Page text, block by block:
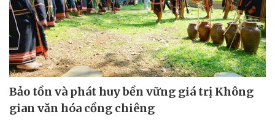
Bảo tồn và phát huy bền vững giá trị Không
gian văn hóa cồng chiêng